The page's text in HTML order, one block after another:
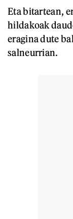
Eta bitartean,
hildakoak
eragina dute
salneurrian.